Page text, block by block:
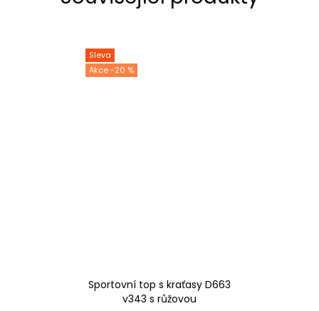
Sleva
-20 %
Sportovní top s kraťasy D663
v343 s růžovou